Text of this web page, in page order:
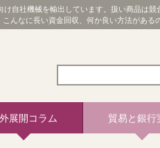
自社機械を輸出しています。扱い商品は
んなに長い資金回収、何か良い方法があ
展開コラム 貿易と銀行